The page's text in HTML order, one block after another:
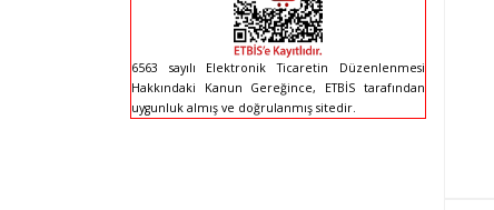
6563 sayılı Elektronik Ticaretin Düzenlenmesi
Hakkındaki Kanun Gereğince, ETBİS tarafından
uygunluk almış ve doğrulanmış sitedir.